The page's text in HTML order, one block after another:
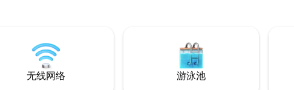
无线网络 游泳池